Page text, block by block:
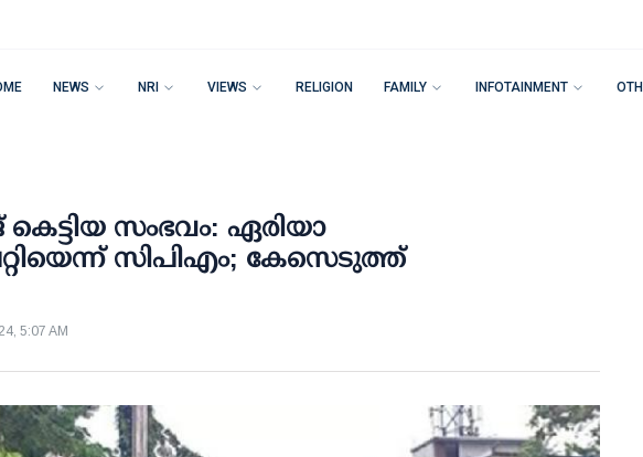
NEWS NRI VIEWS RELIGION FAMILY INFOTAINMENT
കെട്ടിയ സംഭവം: ഏരിയാ
സിപിഎം; കേസെടുത്ത്
5:07 AM